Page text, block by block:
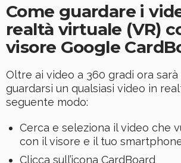
Come guardare i
realtà virtuale (VR)
visore Google
Oltre ai video a 360 gradi ora
guardarsi un qualsiasi video in
seguente modo:
Cerca e seleziona il video che
con il visore e il tuo
Clicca sull’icona CardBoard